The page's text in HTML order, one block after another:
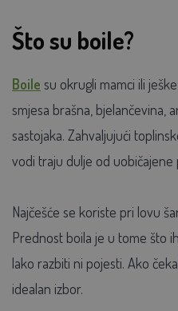
Što su boile?
Boile su okrugli mamci ili
smjesa brašna, bjelančevina,
sastojaka. Zahvaljujući
vodi traju dulje od uobičajene
Najčešće se koriste pri lovu
Prednost boila je u tome što
lako razbiti ni pojesti. Ako
idealan izbor.